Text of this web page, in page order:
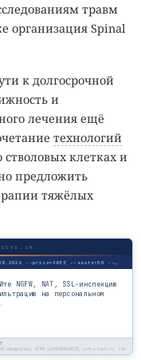
травм
организация Spinal
к долгосрочной
и
лечения ещё
технологий
стволовых клетках и
предложить
тяжёлых
./register --course="UserGate NGFW" --date=13.08.2026 --price=FREE --seats=50 --mode=online
NGFW, NAT, SSL-инспекцию
на персональном
«Инфратех», ОГРН 1195081048073, infra-tech.ru, 18+